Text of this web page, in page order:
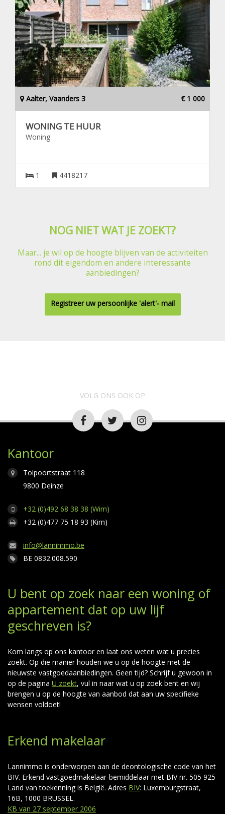
Aalter, Vaanders 3 € 1 000
WONING TE HUUR
Woning
1 4418217
NOG NIET WAT JE ZOEKT?
Maar... je wil op de hoogte blijven van de activiteiten
rond dit eigendom en andere interessante
aanbiedingen?
Registreer uw persoonlijke 'alert'- mail
VOLG ONS OOK OP
Kantoor
Tolpoortstraat 118
9800 Deinze
+32 (0)492 68 38 38 (Wim)
+32 (0)477 75 18 93 (Kim)
info@lannimmo.be
BE 0832.008.590
U bent op zoek naar een woning of
appartement dat op uw lijf
geschreven is?
Kom langs op ons kantoor en laat ons weten wat u precies
zoekt. Op die manier houden we u op de hoogte met de
nieuwste vastgoedaanbiedingen. Geen tijd? Schrijf u gewoon in
op de pagina U zoekt, vul in naar wat u op zoek bent en wij
brengen u op de hoogte van aanbod dat aan uw specifieke
wensen voldoet!
Erkend makelaar
Lannimmo is onderworpen aan de deontologische code van het
BIV. Erkend vastgoedmakelaar-bemiddelaar met BIV nr. 505 925
Land van toekenning is België. Adres BIV: Luxemburgstraat,
16B, 1000 BRUSSEL.
KB van 27 september 2006